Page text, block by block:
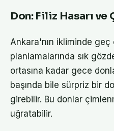
Don: Filiz Hasarı ve
Ankara'nın ikliminde
planlamalarında sık
ortasına kadar gece
başında bile sürpriz bir
girebilir. Bu donlar
uğratabilir.